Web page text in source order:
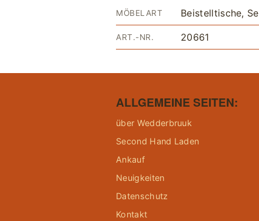
MÖBELART Beistelltische,
ART.-NR. 20661
ALLGEMEINE SEITEN:
über Wedderbruuk
Second Hand Laden
Ankauf
Neuigkeiten
Datenschutz
Kontakt